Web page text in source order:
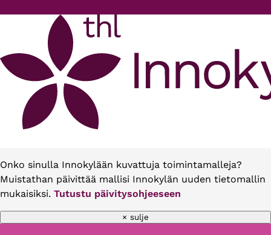
Onko sinulla Innokylään kuvattuja toimintamalleja?
Muistathan päivittää mallisi Innokylän uuden tietomallin
mukaisiksi. Tutustu päivitysohjeeseen
× sulje